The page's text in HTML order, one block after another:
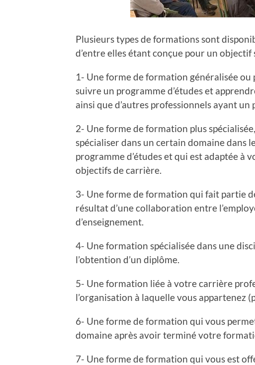
Plusieurs types de formations sont
d’entre elles étant conçue pour un objectif
1- Une forme de formation généralisée
suivre un programme d’études et
ainsi que d’autres professionnels ayant
2- Une forme de formation plus
spécialiser dans un certain domaine dans
programme d’études et qui est adaptée à
objectifs de carrière.
3- Une forme de formation qui fait partie
résultat d’une collaboration entre
d’enseignement.
4- Une formation spécialisée dans une
l’obtention d’un diplôme.
5- Une formation liée à votre carrière
l’organisation à laquelle vous appartenez
6- Une forme de formation qui vous
domaine après avoir terminé votre
7- Une forme de formation qui vous est